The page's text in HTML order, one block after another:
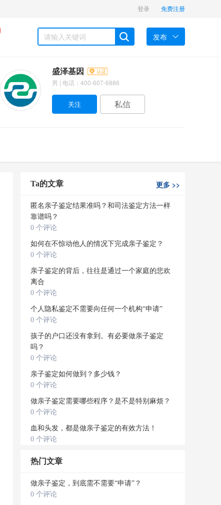
登录 免费注册
发布
盛泽基因
男 | 电话：400-607-6886
私信
Ta的文章 更多>>
匿名亲子鉴定结果准吗？和司法鉴定方法一样
靠谱吗？
0 个评论
如何在不惊动他人的情况下完成亲子鉴定？
0 个评论
亲子鉴定的背后，往往是通过一个家庭的悲欢
离合
0 个评论
个人隐私鉴定不需要向任何一个机构“申请”
0 个评论
孩子的户口还没有拿到。有必要做亲子鉴定
吗？
0 个评论
亲子鉴定如何做到？多少钱？
0 个评论
做亲子鉴定需要哪些程序？是不是特别麻烦？
0 个评论
血和头发，都是做亲子鉴定的有效方法！
0 个评论
热门文章
做亲子鉴定，到底需不需要“申请”？
0 个评论